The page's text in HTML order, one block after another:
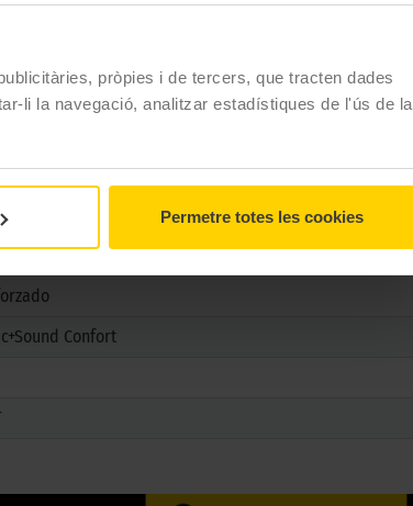
pròpies i de tercers, que tracten dades
li la navegació, analitzar estadístiques de l'ús de la
Permetre totes les cookies
LS (PZ4)
Confort